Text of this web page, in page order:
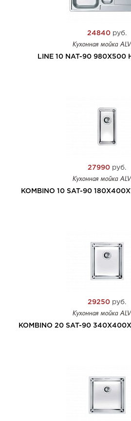
24840руб.
Кухонная мойка
LINE 10 NAT-90
27990руб.
Кухонная мойка
KOMBINO 10 SAT-90
29250руб.
Кухонная мойка
KOMBINO 20 SAT-90